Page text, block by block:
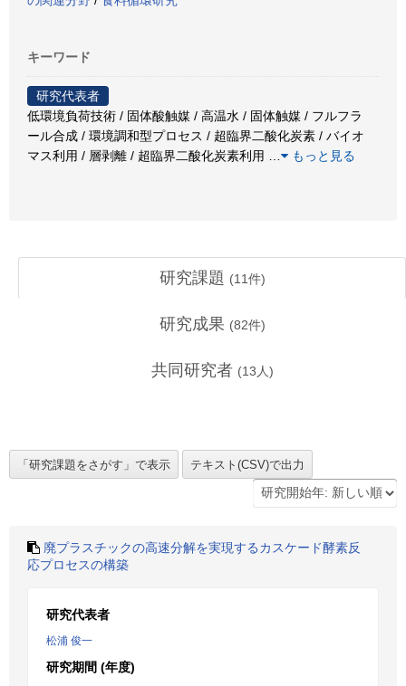
キーワード
研究代表者
低環境負荷技術 / 固体酸触媒 / 高温水 / 固体触媒 / フルフラ
ール合成 / 環境調和型プロセス / 超臨界二酸化炭素 / バイオ
マス利用 / 層剥離 / 超臨界二酸化炭素利用
もっと見る
研究課題 (11件)
研究成果 (82件)
共同研究者 (13 人)
廃プラスチックの高速分解を実現するカスケード酵素反
応プロセスの構築
研究代表者
松浦 俊一
研究期間 (年度)